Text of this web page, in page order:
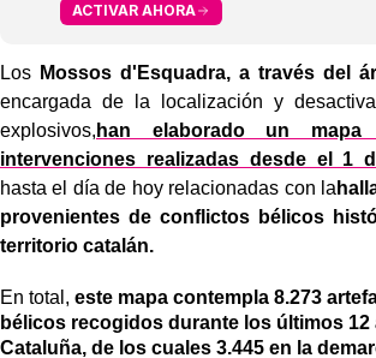
ACTIVAR AHORA
Los Mossos d'Esquadra, a través del
encargada de la localización y
explosivos, han elaborado un
intervenciones realizadas desde el 1
hasta el día de hoy relacionadas con la
provenientes de conflictos bélicos
territorio catalán.
En total, este mapa contempla 8.273
bélicos recogidos durante los últimos 12
Cataluña, de los cuales 3.445 en la